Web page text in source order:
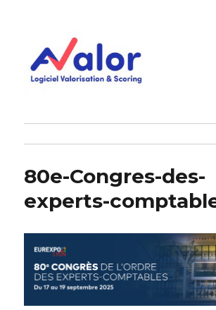
80e-Congres-des-
experts-